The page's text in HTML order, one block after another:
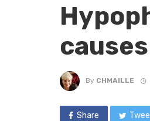
By CHMAILLE
Share